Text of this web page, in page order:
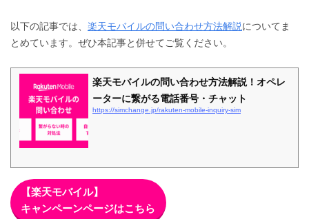
以下の記事では、 楽天モバイルの問い合わせ方法解説についてま
とめています。ぜひ本記事と併せてご覧ください。
楽天モバイルの問い合わせ方法解説！オペレ
ーターに繋がる電話番号・チャット
https://simchange.jp/rakuten-mobile-inquiry-sim
【楽天モバイル】
キャンペーンページはこちら